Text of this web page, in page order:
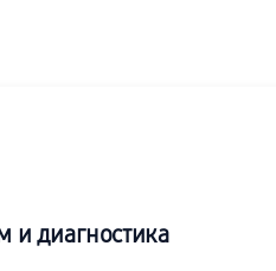
и диагностика